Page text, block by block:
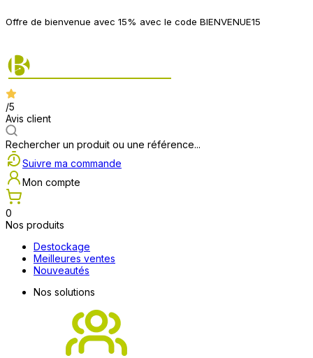
Offre de bienvenue avec 15% avec le code BIENVENUE15
/5
Avis client
Rechercher un produit ou une référence...
Suivre ma commande
Mon compte
0
Nos produits
Destockage
Meilleures ventes
Nouveautés
Nos solutions